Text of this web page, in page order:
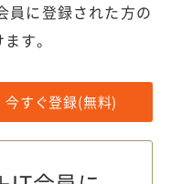
員に登録された方の
す。
今すぐ登録(無料)